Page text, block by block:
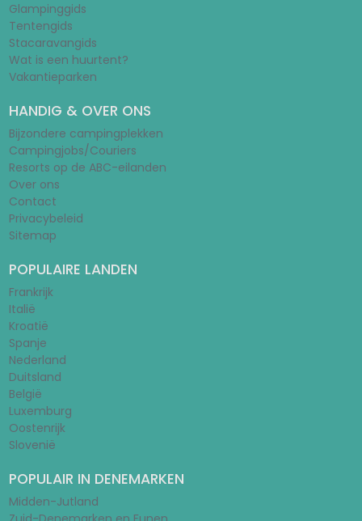
Glampinggids
Tentengids
Stacaravangids
Wat is een huurtent?
Vakantieparken
HANDIG & OVER ONS
Bijzondere campingplekken
Campingjobs/Couriers
Resorts op de ABC-eilanden
Over ons
Contact
Privacybeleid
Sitemap
POPULAIRE LANDEN
Frankrijk
Italië
Kroatië
Spanje
Nederland
Duitsland
België
Luxemburg
Oostenrijk
Slovenië
POPULAIR IN DENEMARKEN
Midden-Jutland